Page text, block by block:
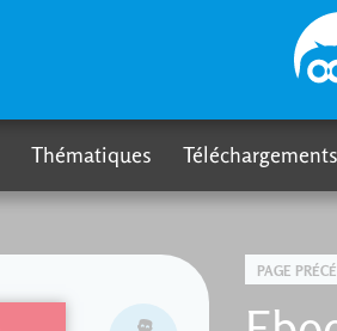
PAGE
Thématiques